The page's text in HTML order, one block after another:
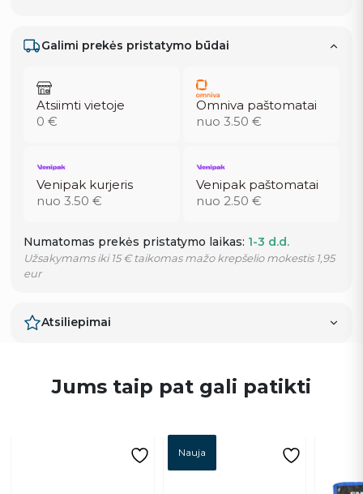
Galimi prekės pristatymo būdai
Atsiimti vietoje
0 €
Omniva paštomatai
nuo 3.50 €
Venipak kurjeris
nuo 3.50 €
Venipak paštomatai
nuo 2.50 €
Numatomas prekės pristatymo laikas: 1-3 d.d.
Užsakymams iki 15 € taikomas mažo krepšelio mokestis 1,95
eur
Atsiliepimai
Jums taip pat gali patikti
Nauja